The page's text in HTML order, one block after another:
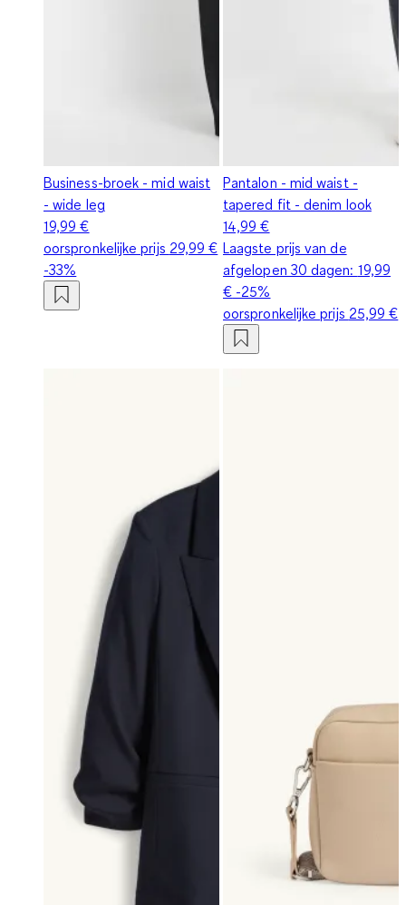
Business-broek - mid waist
- wide leg
19,99 €
oorspronkelijke prijs 29,99 €
-33%
Pantalon - mid waist -
tapered fit - denim look
14,99 €
Laagste prijs van de
afgelopen 30 dagen: 19,99
€ -25%
oorspronkelijke prijs 25,99 €